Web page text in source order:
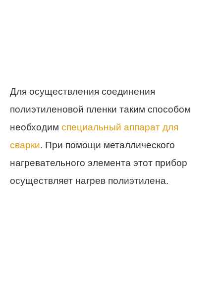
Для осуществления соединения
полиэтиленовой пленки таким способом
необходим специальный аппарат для
сварки. При помощи металлического
нагревательного элемента этот прибор
осуществляет нагрев полиэтилена.